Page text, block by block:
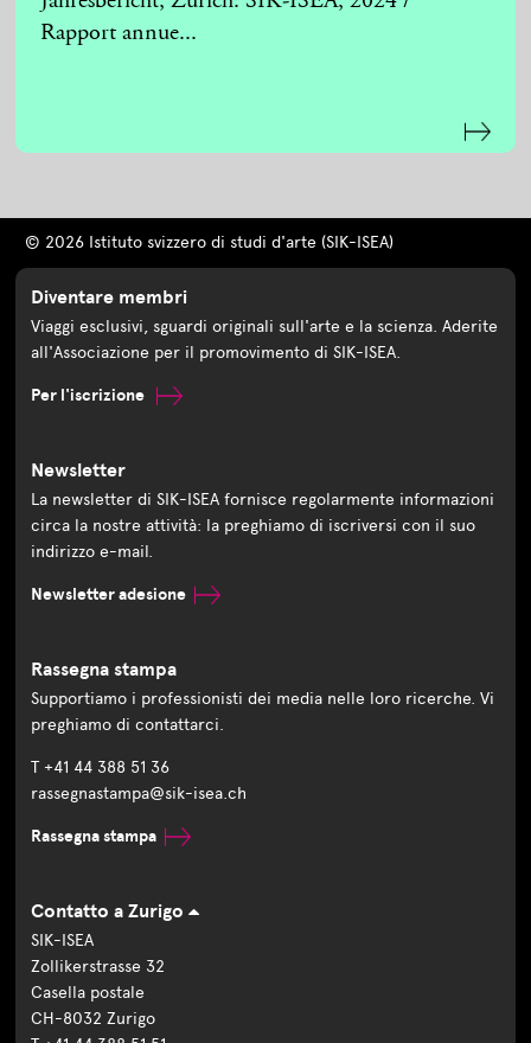
Rapport annue...
© 2026 Istituto svizzero di studi d'arte (SIK-ISEA)
Diventare membri
Viaggi esclusivi, sguardi originali sull'arte e la scienza. Aderite
all'Associazione per il promovimento di SIK-ISEA.
Per l'iscrizione
Newsletter
La newsletter di SIK-ISEA fornisce regolarmente informazioni
circa la nostre attività: la preghiamo di iscriversi con il suo
indirizzo e-mail.
Newsletter adesione
Rassegna stampa
Supportiamo i professionisti dei media nelle loro ricerche. Vi
preghiamo di contattarci.
T +41 44 388 51 36
rassegnastampa@sik-isea.ch
Rassegna stampa
Contatto a Zurigo
SIK-ISEA
Zollikerstrasse 32
Casella postale
CH-8032 Zurigo